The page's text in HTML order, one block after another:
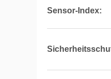
Sensor-Index: